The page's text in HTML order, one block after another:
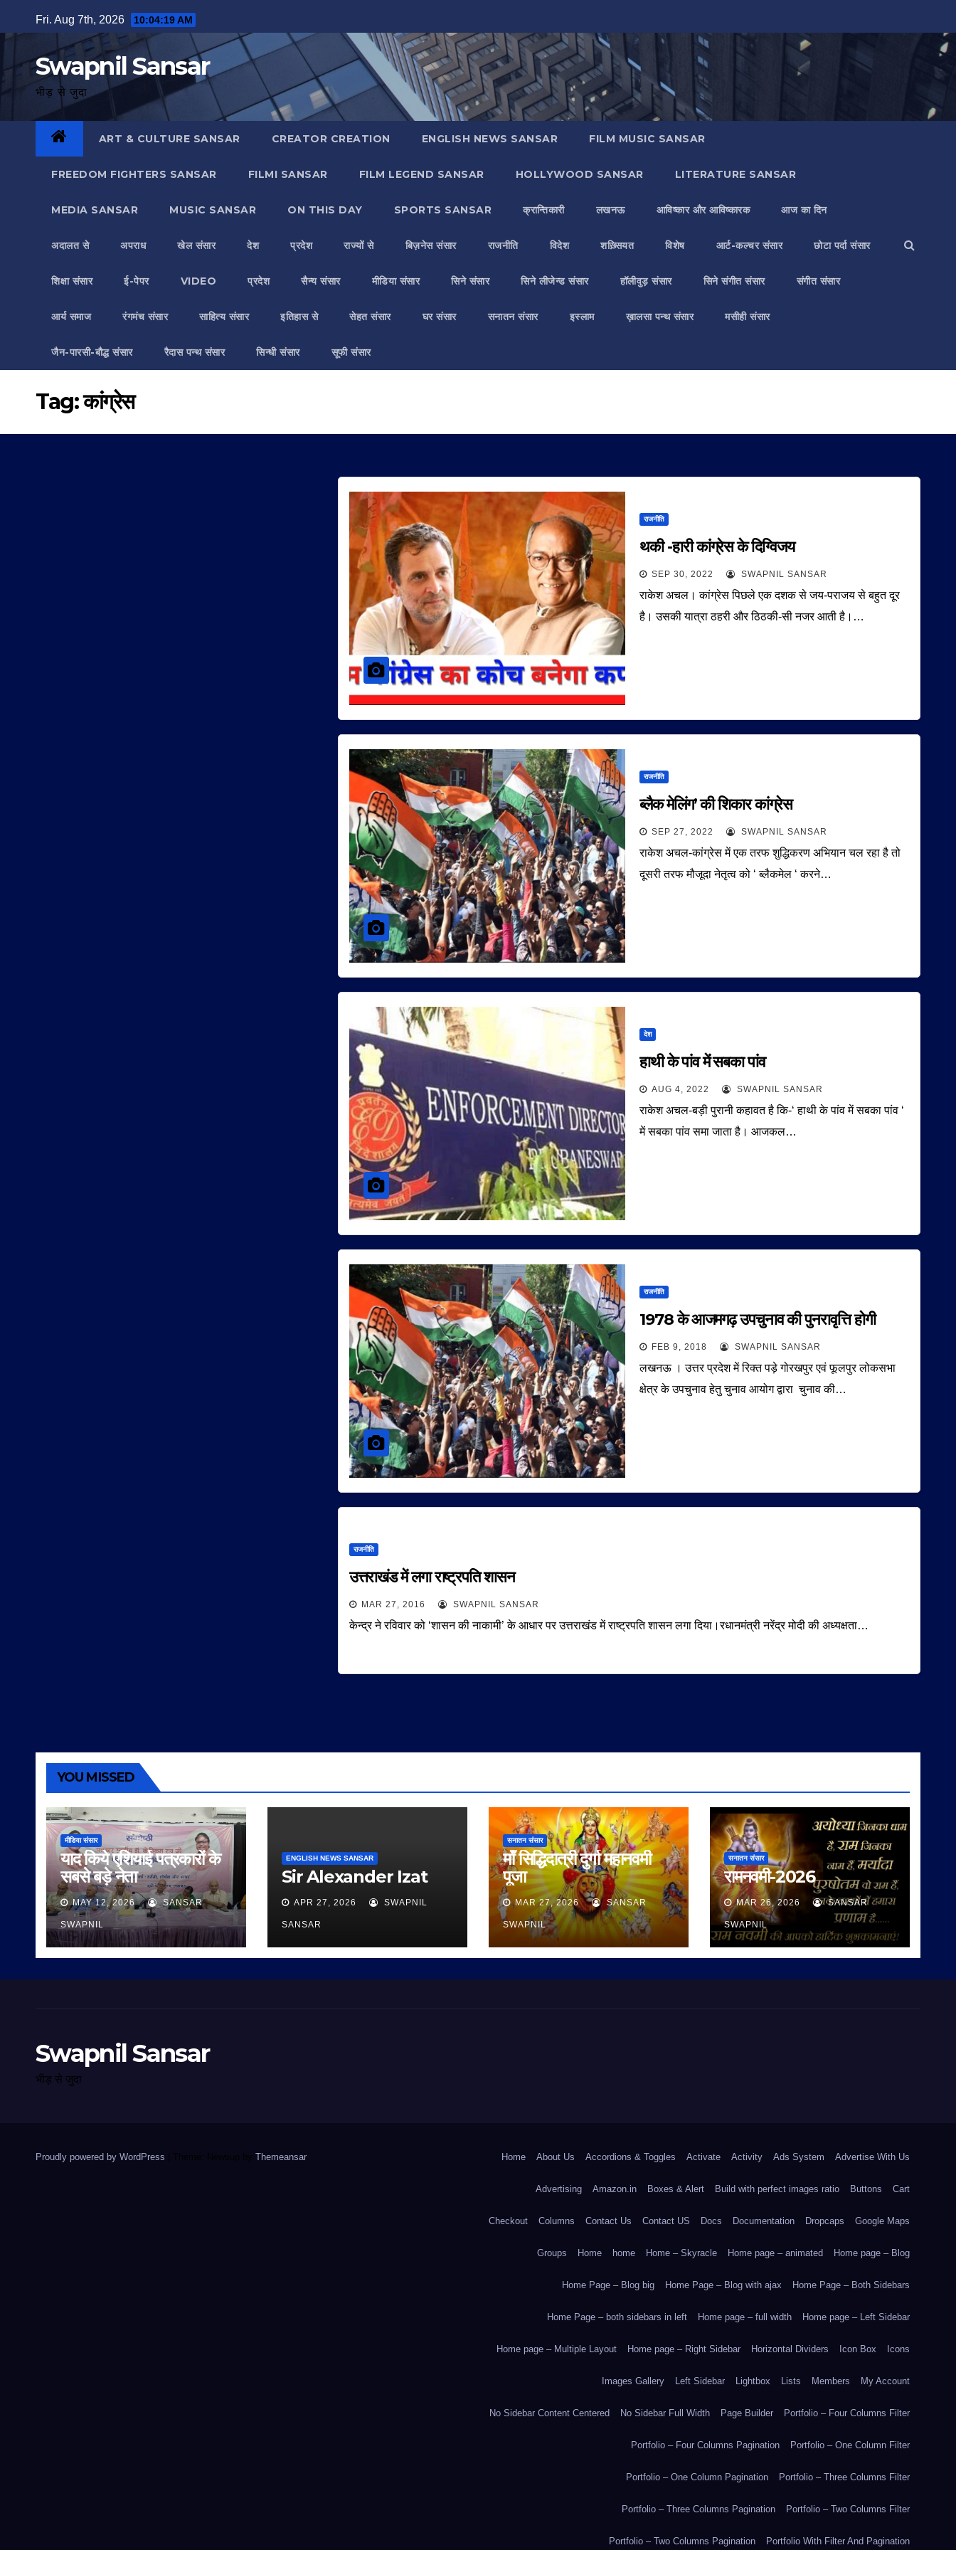
to
Fri. Aug 7th, 2026 10:04:20 AM
Swapnil Sansar
भीड़ से जुदा
ART & CULTURE SANSAR CREATOR CREATION ENGLISH NEWS SANSAR FILM MUSIC SANSAR
FREEDOM FIGHTERS SANSAR FILMI SANSAR FILM LEGEND SANSAR HOLLYWOOD SANSAR LITERATURE SANSAR
MEDIA SANSAR MUSIC SANSAR ON THIS DAY SPORTS SANSAR क्रान्तिकारी लखनऊ आविष्कार और आविष्कारक आज का दिन
अदालत से अपराध खेल संसार देश प्रदेश राज्यों से बिज़नेस संसार राजनीति विदेश शख़्सियत विशेष आर्ट-कल्चर संसार छोटा पर्दा संसार
शिक्षा संसार ई-पेपर VIDEO प्रदेश सैन्य संसार मीडिया संसार सिने संसार सिने लीजेन्ड संसार हॉलीवुड़ संसार सिने संगीत संसार संगीत संसार
आर्य समाज रंगमंच संसार साहित्य संसार इतिहास से सेहत संसार घर संसार सनातन संसार इस्लाम ख़ालसा पन्थ संसार मसीही संसार
जैन-पारसी-बौद्ध संसार रैदास पन्थ संसार सिन्धी संसार सूफी संसार
Tag:कांग्रेस
राजनीति
थकी -हारी कांग्रेस के दिग्विजय
SEP 30, 2022 SWAPNIL SANSAR
राकेश अचल। कांग्रेस पिछले एक दशक से जय-पराजय से बहुत दूर
है। उसकी यात्रा ठहरी और ठिठकी-सी नजर आती है।…
राजनीति
ब्लैक मेलिंग’ की शिकार कांग्रेस
SEP 27, 2022 SWAPNIL SANSAR
राकेश अचल-कांग्रेस में एक तरफ शुद्धिकरण अभियान चल रहा है तो
दूसरी तरफ मौजूदा नेतृत्व को ‘ ब्लैकमेल ‘ करने…
देश
हाथी के पांव में सबका पांव
AUG 4, 2022 SWAPNIL SANSAR
राकेश अचल-बड़ी पुरानी कहावत है कि-‘ हाथी के पांव में सबका पांव ‘
में सबका पांव समा जाता है। आजकल…
राजनीति
1978 के आजमगढ़ उपचुनाव की पुनरावृत्ति होगी
FEB 9, 2018 SWAPNIL SANSAR
लखनऊ । उत्तर प्रदेश में रिक्त पड़े गोरखपुर एवं फूलपुर लोकसभा
क्षेत्र के उपचुनाव हेतु चुनाव आयोग द्वारा चुनाव की…
राजनीति
उत्तराखंड में लगा राष्ट्रपति शासन
MAR 27, 2016 SWAPNIL SANSAR
केन्द्र ने रविवार को ‘शासन की नाकामी’ के आधार पर उत्तराखंड में राष्ट्रपति शासन लगा दिया।रधानमंत्री नरेंद्र मोदी की अध्यक्षता…
YOU MISSED
मीडिया संसार
याद किये एशियाई पत्रकारों के
सबसे बड़े नेता
MAY 12, 2026 SANSAR
SWAPNIL
ENGLISH NEWS SANSAR
Sir Alexander Izat
APR 27, 2026 SWAPNIL
SANSAR
सनातन संसार
माँ सिद्धिदात्री दुर्गा महानवमी
पूजा
MAR 27, 2026 SANSAR
SWAPNIL
सनातन संसार
रामनवमी-2026
MAR 26, 2026 SANSAR
SWAPNIL
Swapnil Sansar
भीड़ से जुदा
Proudly powered by WordPress Theme: Newsup by Themeansar. Home About Us Accordions & Toggles Activate Activity Ads System Advertise With Us
Advertising Amazon.in Boxes & Alert Build with perfect images ratio Buttons Cart
Checkout Columns Contact Us Contact US Docs Documentation Dropcaps Google Maps
Groups Home home Home – Skyracle Home page – animated Home page – Blog
Home Page – Blog big Home Page – Blog with ajax Home Page – Both Sidebars
Home Page – both sidebars in left Home page – full width Home page – Left Sidebar
Home page – Multiple Layout Home page – Right Sidebar Horizontal Dividers Icon Box Icons
Images Gallery Left Sidebar Lightbox Lists Members My Account
No Sidebar Content Centered No Sidebar Full Width Page Builder Portfolio – Four Columns Filter
Portfolio – Four Columns Pagination Portfolio – One Column Filter
Portfolio – One Column Pagination Portfolio – Three Columns Filter
Portfolio – Three Columns Pagination Portfolio – Two Columns Filter
Portfolio – Two Columns Pagination Portfolio With Filter And Pagination